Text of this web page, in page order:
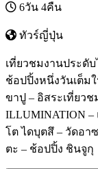
6วัน 4คืน
ทัวร์ญี่ปุ่น
เที่ยวชมงานประดั
ช้อปปิ้งหนึ่งวันเต็ม
ขาปู – อิสระเที่ยว
ILLUMINATION
โต ไดบุตสึ – วัดอา
ตะ – ช้อปปิ้ง ชินจูกุ